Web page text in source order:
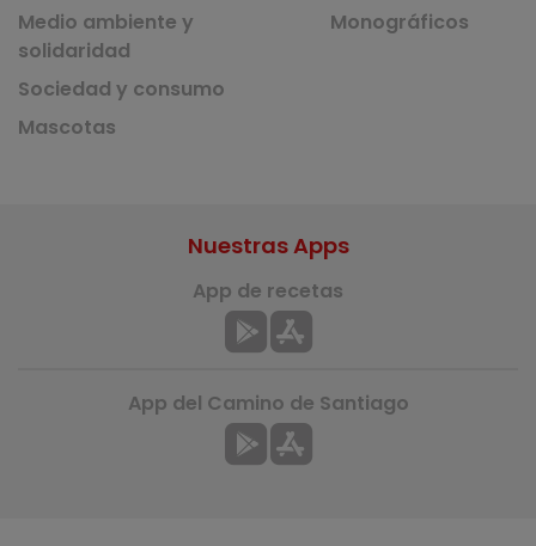
Medio ambiente y
solidaridad
Sociedad y consumo
Mascotas
Monográficos
Nuestras Apps
App de recetas
App del Camino de Santiago